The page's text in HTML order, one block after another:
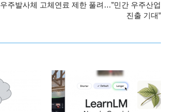
우주발사체 고체연료 제한 풀려…”민간 우주산업
진출 기대”